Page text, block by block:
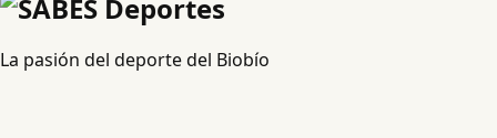
La pasión del deporte del Biobío